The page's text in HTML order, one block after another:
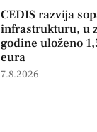
CEDIS razvija
infrastrukturu, u
godine uloženo
eura
7.8.2026